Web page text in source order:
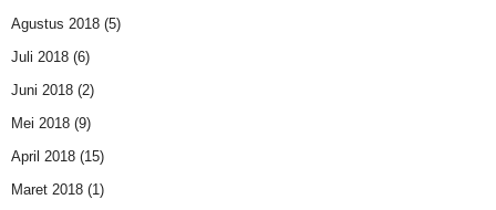
Agustus 2018 (5)
Juli 2018 (6)
Juni 2018 (2)
Mei 2018 (9)
April 2018 (15)
Maret 2018 (1)